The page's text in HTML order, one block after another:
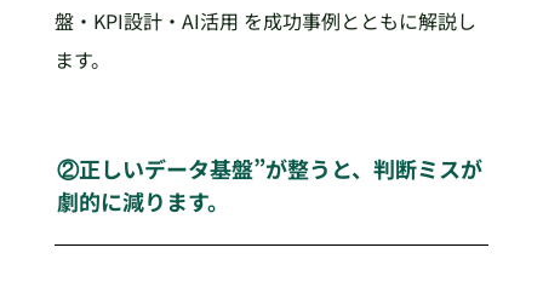
盤・KPI設計・AI活用 を成功事例とともに解説し
ます。
②正しいデータ基盤”が整うと、判断ミスが
劇的に減ります。